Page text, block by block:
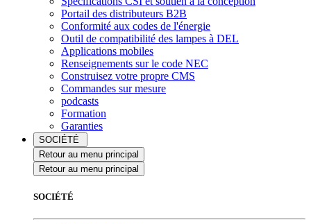
Portail des distributeurs B2B
Conformité aux codes de l'énergie
Outil de compatibilité des lampes à DEL
Applications mobiles
Renseignements sur le code NEC
Construisez votre propre CMS
Commandes sur mesure
podcasts
Formation
Garanties
SOCIÉTÉ
Retour au menu principal
Retour au menu principal
SOCIÉTÉ